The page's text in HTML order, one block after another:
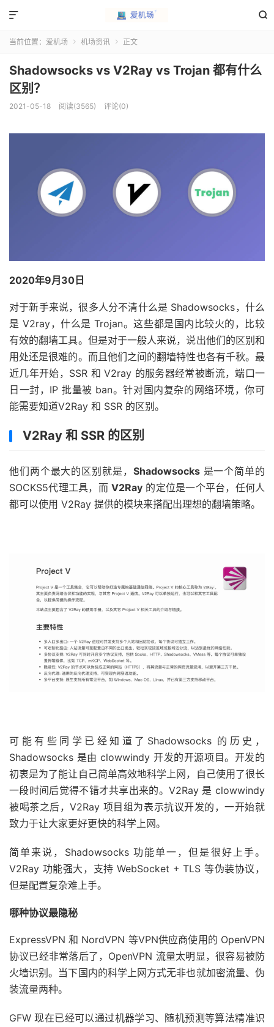


当前位置： 爱机场  机场资讯  正文
Shadowsocks vs V2Ray vs Trojan 都有什么
区别？
2021-05-18 阅读(3565) 评论(0)
2020年9月30日
对于新手来说，很多人分不清什么是 Shadowsocks，什么
是 V2ray，什么是 Trojan。这些都是国内比较火的，比较
有效的翻墙工具。但是对于一般人来说，说出他们的区别和
用处还是很难的。而且他们之间的翻墙特性也各有千秋。最
近几年开始，SSR 和 V2ray 的服务器经常被断流，端口一
日一封，IP 批量被 ban。针对国内复杂的网络环境，你可
能需要知道V2Ray 和 SSR 的区别。
V2Ray 和 SSR 的区别
他们两个最大的区别就是， Shadowsocks是一个简单的
SOCKS5代理工具，而 V2Ray 的定位是一个平台，任何人
都可以使用 V2Ray 提供的模块来搭配出理想的翻墙策略。
可能有些同学已经知道了Shadowsocks 的历史，
Shadowsocks 是由 clowwindy 开发的开源项目。开发的
初衷是为了能让自己简单高效地科学上网，自己使用了很长
一段时间后觉得不错才共享出来的。V2Ray 是 clowwindy
被喝茶之后，V2Ray 项目组为表示抗议开发的，一开始就
致力于让大家更好更快的科学上网。
简单来说，Shadowsocks 功能单一，但是很好上手。
V2Ray 功能强大，支持 WebSocket + TLS 等伪装协议，
但是配置复杂难上手。
哪种协议最隐秘
ExpressVPN 和 NordVPN 等VPN供应商使用的 OpenVPN
协议已经非常落后了，OpenVPN 流量太明显，很容易被防
火墙识别。当下国内的科学上网方式无非也就加密流量、伪
装流量两种。
GFW 现在已经可以通过机器学习、随机预测等算法精准识